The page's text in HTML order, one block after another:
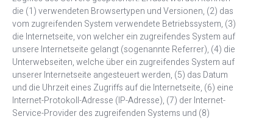
die (1) verwendeten Browsertypen und Versionen, (2) das
vom zugreifenden System verwendete Betriebssystem, (3)
die Internetseite, von welcher ein zugreifendes System auf
unsere Internetseite gelangt (sogenannte Referrer), (4) die
Unterwebseiten, welche über ein zugreifendes System auf
unserer Internetseite angesteuert werden, (5) das Datum
und die Uhrzeit eines Zugriffs auf die Internetseite, (6) eine
Internet-Protokoll-Adresse (IP-Adresse), (7) der Internet-
Service-Provider des zugreifenden Systems und (8)